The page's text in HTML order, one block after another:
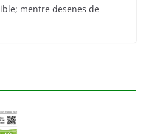
mentre desenes de